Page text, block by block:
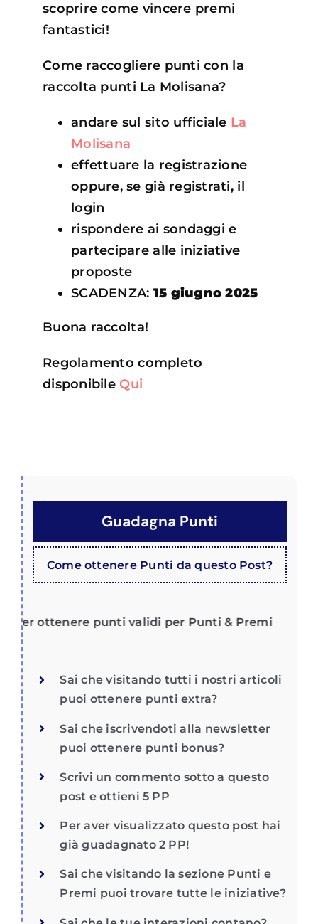
scoprire come vincere premi
fantastici!
Come raccogliere punti con la
raccolta punti La Molisana?
andare sul sito ufficiale La
Molisana
effettuare la registrazione
oppure, se già registrati, il
login
rispondere ai sondaggi e
partecipare alle iniziative
proposte
SCADENZA: 15 giugno 2025
Buona raccolta!
Regolamento completo
disponibileQui
Guadagna Punti
Come ottenere Punti da questo Post?
ottenere punti validi per Punti & Premi
Sai che visitando tutti i nostri articoli
puoi ottenere punti extra?
Sai che iscrivendoti alla newsletter
puoi ottenere punti bonus?
Scrivi un commento sotto a questo
post e ottieni 5 PP
Per aver visualizzato questo post hai
già guadagnato 2 PP!
Sai che visitando la sezione Punti e
Premi puoi trovare tutte le iniziative?